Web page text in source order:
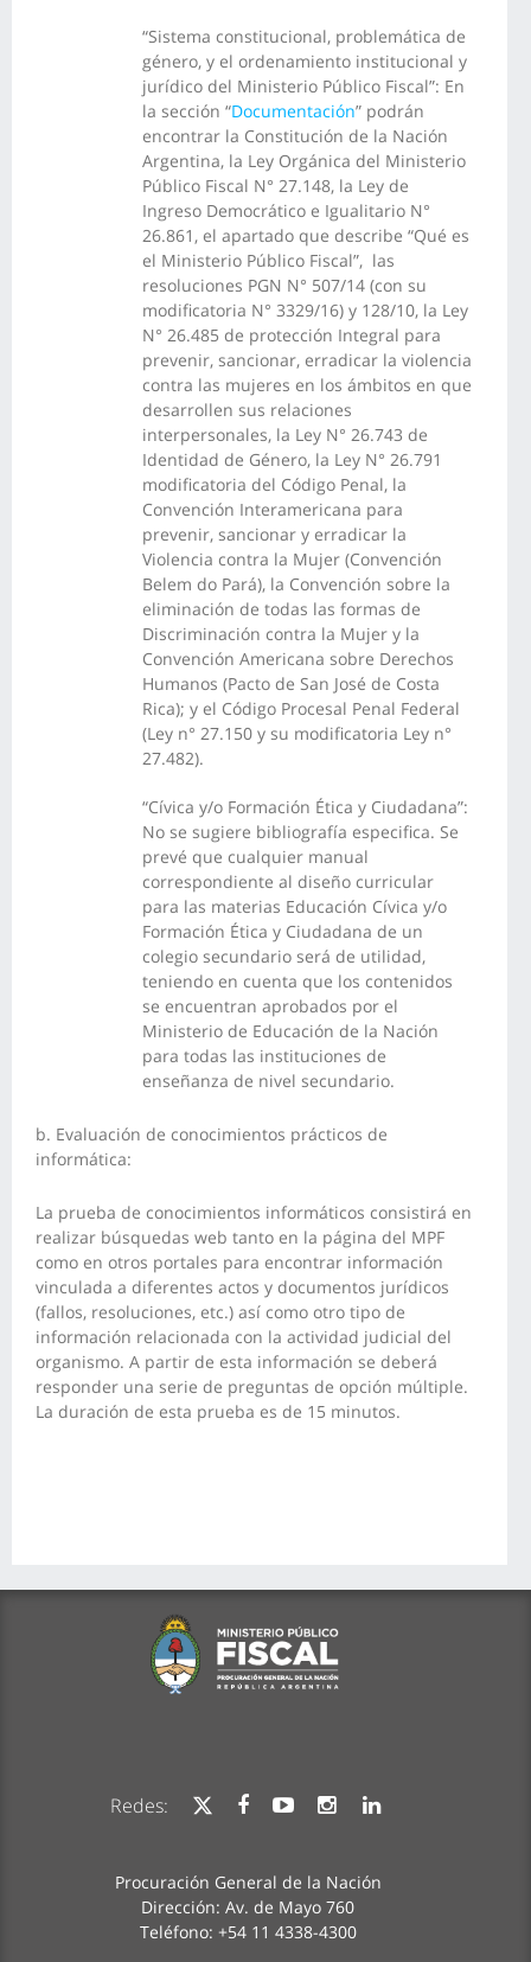
“Sistema constitucional, problemática de
género, y el ordenamiento institucional y
jurídico del Ministerio Público Fiscal”: En
la sección “Documentación” podrán
encontrar la Constitución de la Nación
Argentina, la Ley Orgánica del Ministerio
Público Fiscal N° 27.148, la Ley de
Ingreso Democrático e Igualitario N°
26.861, el apartado que describe “Qué es
el Ministerio Público Fiscal”, las
resoluciones PGN N° 507/14 (con su
modificatoria N° 3329/16) y 128/10, la Ley
N° 26.485 de protección Integral para
prevenir, sancionar, erradicar la violencia
contra las mujeres en los ámbitos en que
desarrollen sus relaciones
interpersonales, la Ley N° 26.743 de
Identidad de Género, la Ley N° 26.791
modificatoria del Código Penal, la
Convención Interamericana para
prevenir, sancionar y erradicar la
Violencia contra la Mujer (Convención
Belem do Pará), la Convención sobre la
eliminación de todas las formas de
Discriminación contra la Mujer y la
Convención Americana sobre Derechos
Humanos (Pacto de San José de Costa
Rica); y el Código Procesal Penal Federal
(Ley n° 27.150 y su modificatoria Ley n°
27.482).
“Cívica y/o Formación Ética y Ciudadana”:
No se sugiere bibliografía especifica. Se
prevé que cualquier manual
correspondiente al diseño curricular
para las materias Educación Cívica y/o
Formación Ética y Ciudadana de un
colegio secundario será de utilidad,
teniendo en cuenta que los contenidos
se encuentran aprobados por el
Ministerio de Educación de la Nación
para todas las instituciones de
enseñanza de nivel secundario.
b. Evaluación de conocimientos prácticos de
informática:
La prueba de conocimientos informáticos consistirá en
realizar búsquedas web tanto en la página del MPF
como en otros portales para encontrar información
vinculada a diferentes actos y documentos jurídicos
(fallos, resoluciones, etc.) así como otro tipo de
información relacionada con la actividad judicial del
organismo. A partir de esta información se deberá
responder una serie de preguntas de opción múltiple.
La duración de esta prueba es de 15 minutos.
Redes:
Procuración General de la Nación
Dirección: Av. de Mayo 760
Teléfono: +54 11 4338-4300